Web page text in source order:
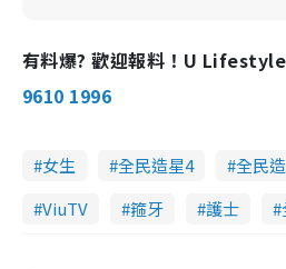
有料爆? 歡迎報料！U
9610 1996
女生 全民造星4 全民
ViuTV
箍牙 護士